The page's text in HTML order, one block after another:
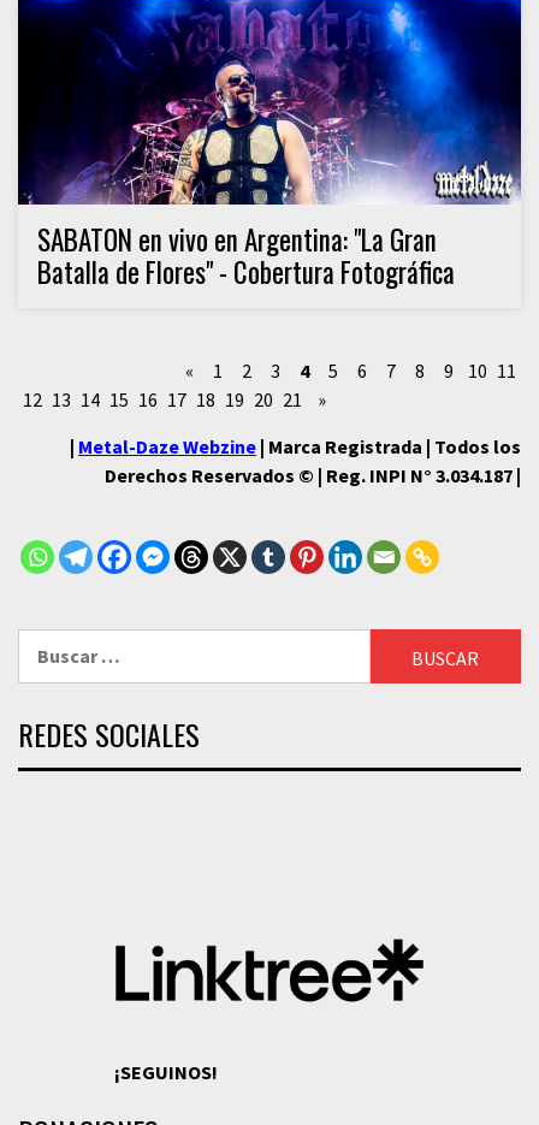
SABATON en vivo en Argentina: "La Gran
Batalla de Flores" - Cobertura Fotográfica
« 1 2 3 4 5 6 7 8 9 10 11
12 13 14 15 16 17 18 19 20 21
»
| Metal-Daze Webzine | Marca Registrada | Todos los
Derechos Reservados © | Reg. INPI N° 3.034.187 |
REDES SOCIALES
¡SEGUINOS!